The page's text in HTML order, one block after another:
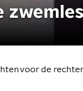
zwemles
voor de